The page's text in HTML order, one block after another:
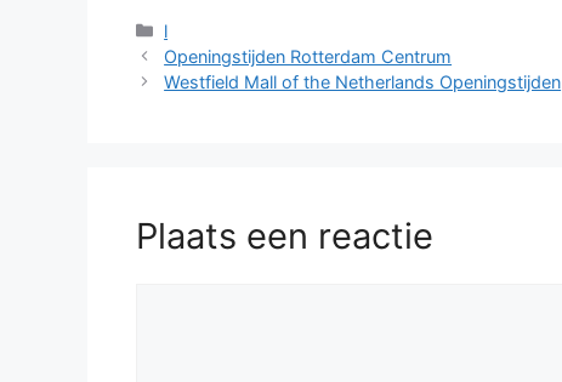
Categorieën
l
Openingstijden Rotterdam Centrum
Westfield Mall of the Netherlands Openingstijden
Plaats een reactie